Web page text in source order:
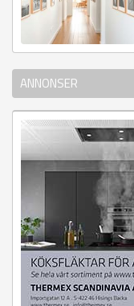
ANNONSER